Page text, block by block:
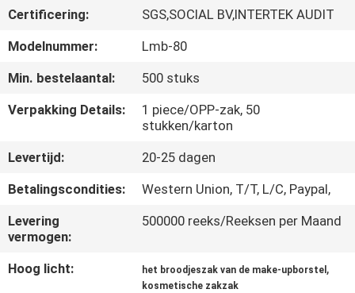
KWALITEITSCONTROLE
SITEMAP
POLICY
Certificering:
SGS,SOCIAL BV,INTERTEK AUDIT
Modelnummer:
Lmb-80
Min. bestelaantal:
500 stuks
Verpakking Details:
1 piece/OPP-zak, 50
stukken/karton
Levertijd:
20-25 dagen
Betalingscondities:
Western Union, T/T, L/C, Paypal,
Levering
vermogen:
500000 reeks/Reeksen per Maand
Hoog licht: het broodjeszak van de make-upborstel ,
kosmetische zakzak